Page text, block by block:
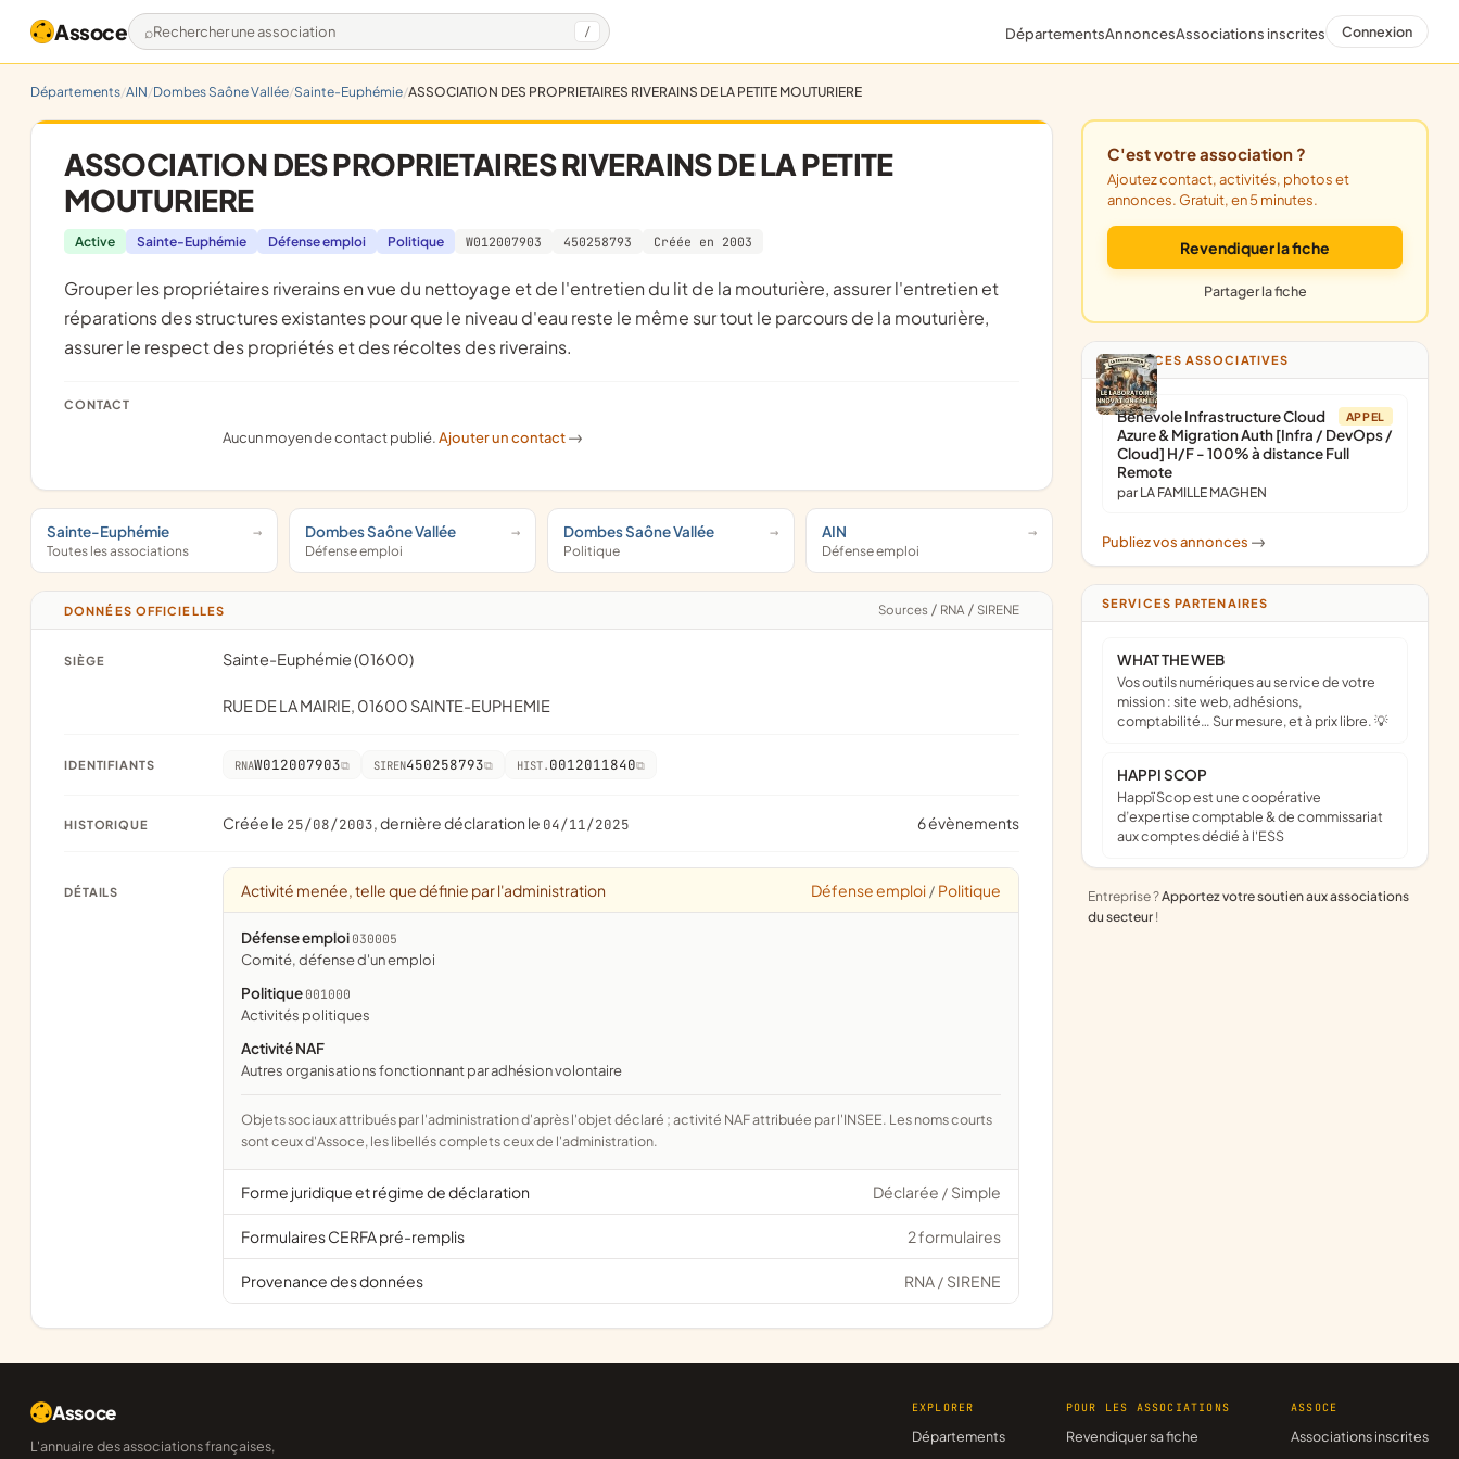
Assoce Rechercher une association / DépartementsAnnoncesAssociations inscrites Connexion
Départements AIN Dombes Saône Vallée Sainte-Euphémie ASSOCIATION DES PROPRIETAIRES RIVERAINS DE LA PETITE MOUTURIERE
ASSOCIATION DES PROPRIETAIRES RIVERAINS DE LA PETITE
MOUTURIERE
Active Sainte-Euphémie Défense emploi Politique W012007903 450258793 Créée en 2003
grouper les propriétaires riverains en vue du nettoyage et de l'entretien du lit de la mouturière, assurer l'entretien et
réparations des structures existantes pour que le niveau d'eau reste le même sur tout le parcours de la mouturière,
assurer le respect des propriétés et des récoltes des riverains.
CONTACT
Aucun moyen de contact publié.Ajouter un contact ->
Sainte-Euphémie
Toutes les associations
Dombes Saône Vallée
Défense emploi
Dombes Saône Vallée
Politique
AIN
Défense emploi
DONNÉES OFFICIELLES Sources / RNA / SIRENE
SIÈGE Sainte-Euphémie (01600)
RUE DE LA MAIRIE, 01600 SAINTE-EUPHEMIE
IDENTIFIANTS RNAW012007903 SIREN450258793 HIST. 0012011840
HISTORIQUE Créée le 25/08/2003, dernière déclaration le 04/11/2025 6 évènements
DÉTAILS Activité menée, telle que définie par l'administration Défense emploi / Politique
Défense emploi 030005
Comité, défense d'un emploi
Politique 001000
activités politiques
Activité NAF
Autres organisations fonctionnant par adhésion volontaire
Objets sociaux attribués par l'administration d'après l'objet déclaré ; activité NAF attribuée par l'INSEE. Les noms courts
sont ceux d'Assoce, les libellés complets ceux de l'administration.
Forme juridique et régime de déclaration Déclarée / Simple
Formulaires CERFA pré-remplis 2 formulaires
Provenance des données RNA / SIRENE
C'est votre association ?
Ajoutez contact, activités, photos et
annonces. Gratuit, en 5 minutes.
Revendiquer la fiche
Partager la fiche
ANNONCES ASSOCIATIVES
APPEL
Bénévole Infrastructure Cloud
Azure & Migration Auth [Infra / DevOps /
Cloud] H/F - 100% à distance Full
Remote
par LA FAMILLE MAGHEN
Publiez vos annonces ->
SERVICES PARTENAIRES
WHAT THE WEB
Vos outils numériques au service de votre
mission : site web, adhésions,
comptabilité… Sur mesure, et à prix libre. 💡
HAPPI SCOP
Happï Scop est une coopérative
d’expertise comptable & de commissariat
aux comptes dédié à l'ESS
Entreprise ?Apportez votre soutien aux associations
du secteur !
Assoce
L'annuaire des associations françaises,
EXPLORER
Départements
POUR LES ASSOCIATIONS
Revendiquer sa fiche
ASSOCE
Associations inscrites